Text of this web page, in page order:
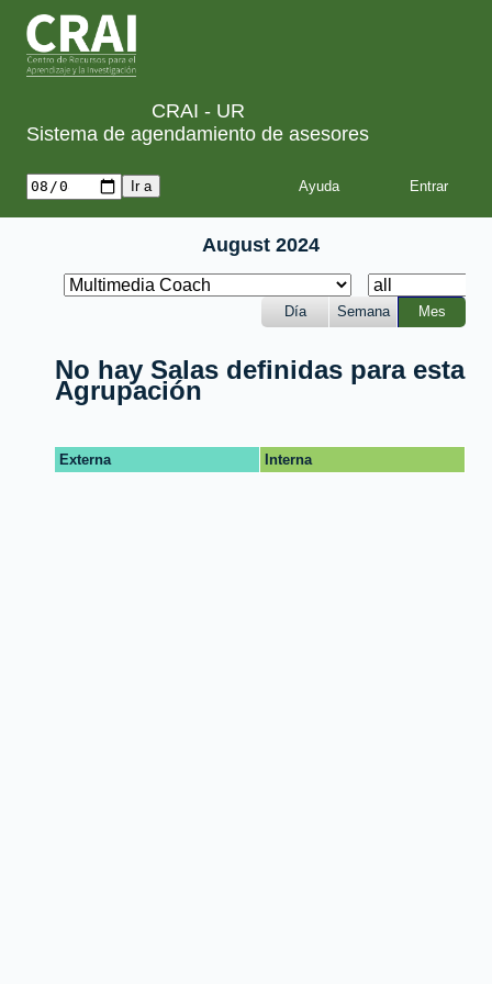
CRAI - UR
Sistema de agendamiento de asesores
Ayuda
August 2024
Día Semana Mes
No hay Salas definidas para esta
Agrupación
Externa Interna